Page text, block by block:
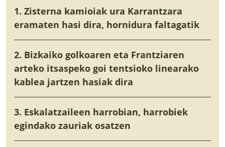
1. Zisterna kamioiak ura Karrantzara
eramaten hasi dira, hornidura faltagatik
2. Bizkaiko golkoaren eta Frantziaren
arteko itsaspeko goi tentsioko linearako
kablea jartzen hasiak dira
3. Eskalatzaileen harrobian, harrobiek
egindako zauriak osatzen